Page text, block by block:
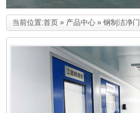
当前位置:首页 » 产品中心 » 钢制洁净门